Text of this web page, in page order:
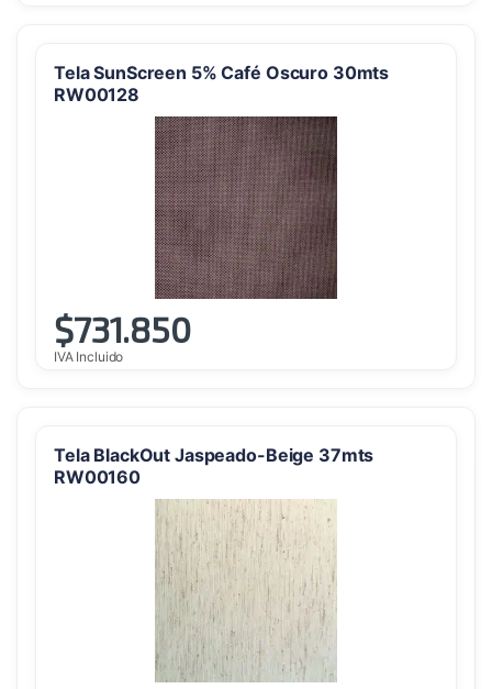
Tela SunScreen 5% Café Oscuro 30mts
RW00128
$731.850
IVA Incluido
Tela BlackOut Jaspeado-Beige 37mts
RW00160